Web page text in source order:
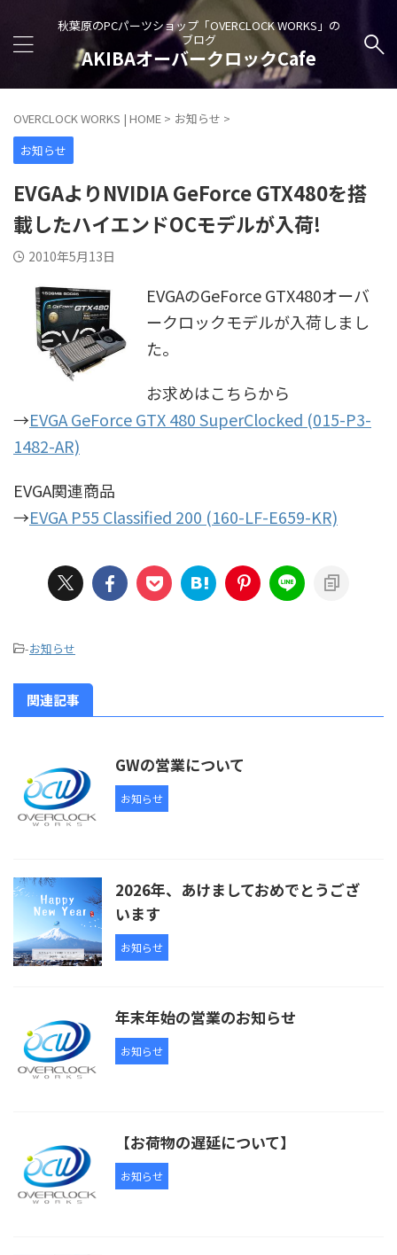
秋葉原のPCパーツショップ「OVERCLOCK WORKS」の
ブログ
AKIBAオーバークロックCafe
OVERCLOCK WORKS | HOME > お知らせ >
お知らせ
EVGAよりNVIDIA GeForce GTX480を搭
載したハイエンドOCモデルが入荷!
2010年5月13日
EVGAのGeForce GTX480オーバ
ークロックモデルが入荷しまし
た。
お求めはこちらから
→EVGA GeForce GTX 480 SuperClocked (015-P3-
1482-AR)
EVGA関連商品
→EVGA P55 Classified 200 (160-LF-E659-KR)
-お知らせ
関連記事
GWの営業について
お知らせ
2026年、あけましておめでとうござ
います
お知らせ
年末年始の営業のお知らせ
お知らせ
【お荷物の遅延について】
お知らせ